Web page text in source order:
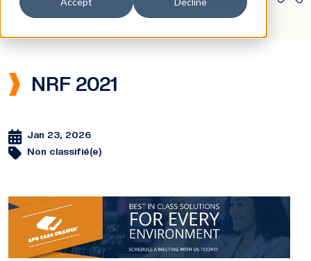
NRF 2021
Jan 23, 2026
Non classifié(e)